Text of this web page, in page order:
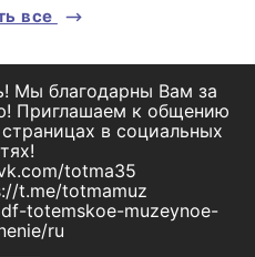
все
Мы благодарны Вам за
Приглашаем к общению
в социальных
totma35
t.me/totmamuz
totemskoe-muzeynoe-
ru